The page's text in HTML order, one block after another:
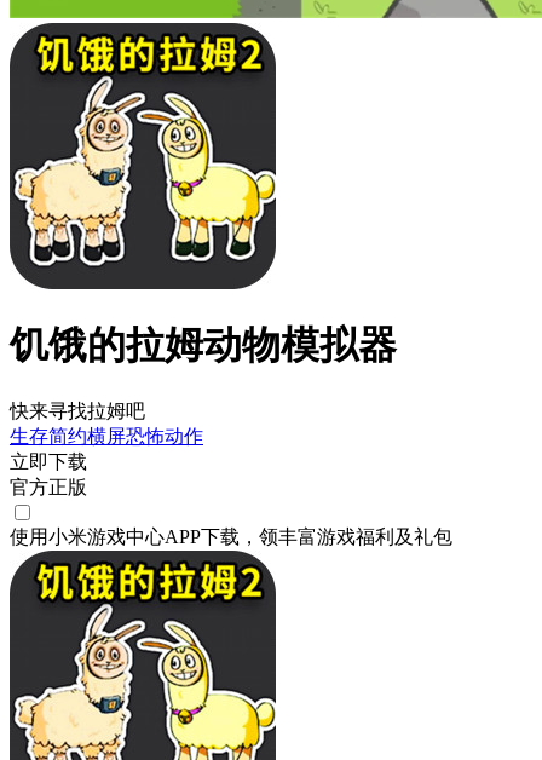
饥饿的拉姆动物模拟器
快来寻找拉姆吧
生存简约横屏恐怖动作
立即下载
官方正版
使用小米游戏中心APP下载 ，领丰富游戏福利 及礼包